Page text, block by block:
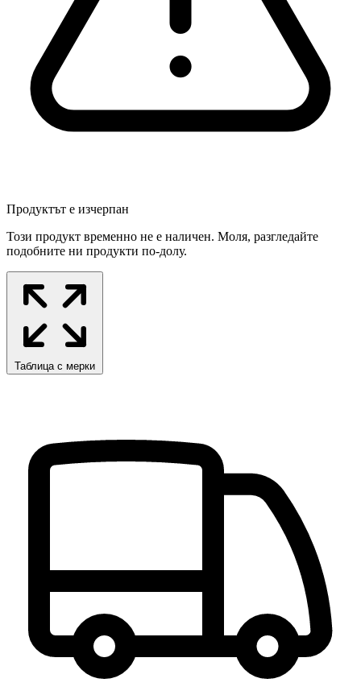
Продуктът е изчерпан
Този продукт временно не е наличен. Моля, разгледайте
подобните ни продукти по-долу.
Таблица с мерки